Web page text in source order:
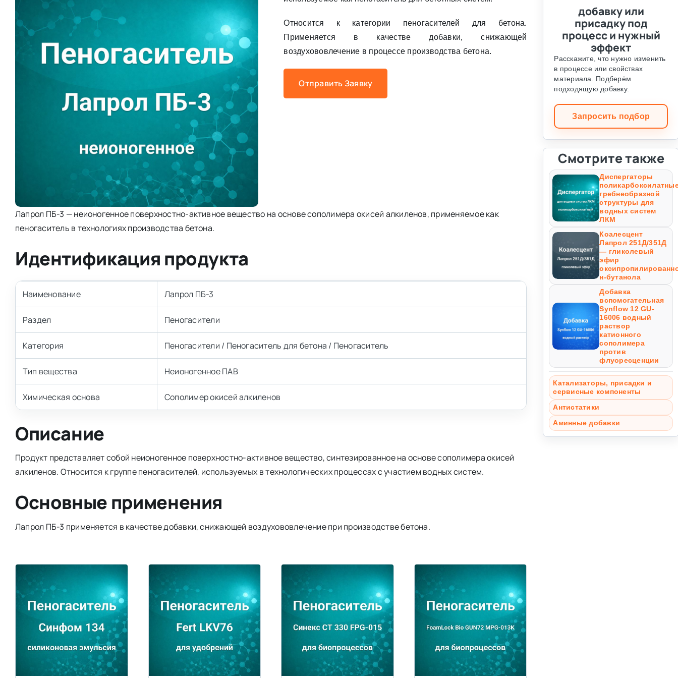
Относится к категории пеногасителей для бетона.
Применяется в качестве добавки, снижающей
воздухововлечение в процессе производства бетона.
Отправить Заявку
Лапрол ПБ-3 — неионогенное поверхностно-активное вещество на основе сополимера окисей алкиленов, применяемое как
пеногаситель в технологиях производства бетона.
Идентификация продукта
Наименование Лапрол ПБ-3
Раздел Пеногасители
Категория Пеногасители / Пеногаситель для бетона / Пеногаситель
Тип вещества Неионогенное ПАВ
Химическая основа Сополимер окисей алкиленов
Описание
Продукт представляет собой неионогенное поверхностно-активное вещество, синтезированное на основе сополимера окисей
алкиленов. Относится к группе пеногасителей, используемых в технологических процессах с участием водных систем.
Основные применения
Лапрол ПБ-3 применяется в качестве добавки, снижающей воздухововлечение при производстве бетона.
добавку или
присадку под
процесс и нужный
эффект
Расскажите, что нужно изменить
в процессе или свойствах
материала. Подберём
подходящую добавку.
Запросить подбор
Смотрите также
Диспергаторы
гребнеобразной
структуры для
водных систем
ЛКМ
Коалесцент
Лапрол 251Д/351Д
— гликолевый
эфир
н-бутанола
Добавка
вспомогательная
Synflow 12 GU-
16006 водный
раствор
катионного
сополимера
против
флуоресценции
Катализаторы, присадки и
сервисные компоненты
Антистатики
Аминные добавки